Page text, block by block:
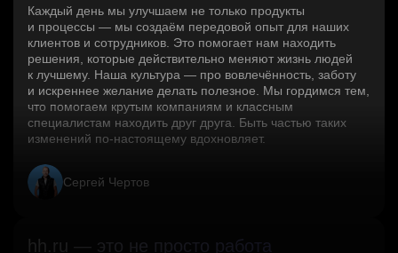
Каждый день мы улучшаем не только продукты
и процессы — мы создаём передовой опыт для наших
клиентов и сотрудников. Это помогает нам находить
решения, которые действительно меняют жизнь людей
к лучшему. Наша культура — про вовлечённость, заботу
и искреннее желание делать полезное. Мы гордимся тем,
что помогаем крутым компаниям и классным
специалистам находить друг друга. Быть частью таких
изменений по‑настоящему вдохновляет.
Сергей Чертов
hh.ru — это не просто работа